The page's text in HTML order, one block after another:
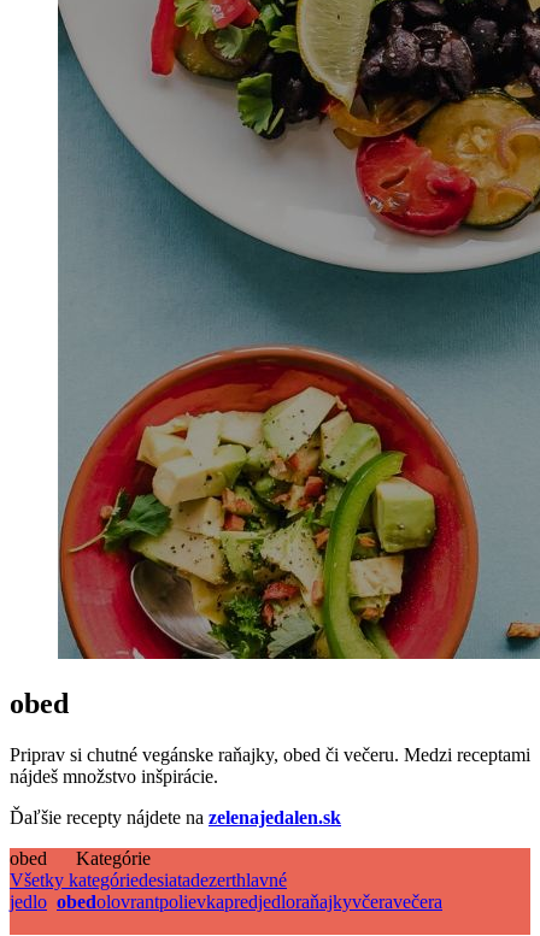
obed
Priprav si chutné vegánske raňajky, obed či večeru. Medzi receptami
nájdeš množstvo inšpirácie.
Ďaľšie recepty nájdete na zelenajedalen.sk
obed
Kategórie
Všetky kategóriedesiatadezerthlavné
jedlo obedolovrantpolievkapredjedloraňajkyvčeravečera